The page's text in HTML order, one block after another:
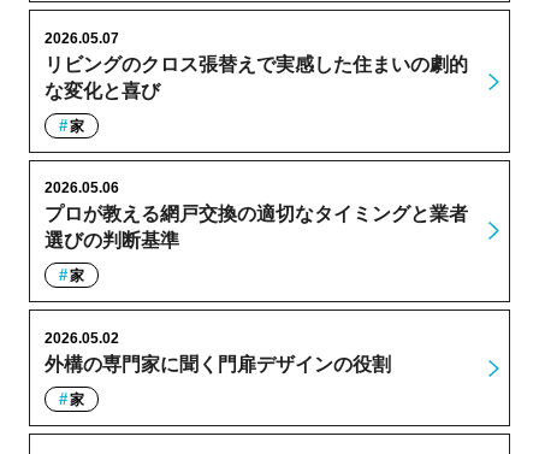
リビングのクロス張替えで実感した住まいの劇的
な変化と喜び
2026.05.07
家
プロが教える網戸交換の適切なタイミングと業者
選びの判断基準
2026.05.06
家
外構の専門家に聞く門扉デザインの役割
2026.05.02
家